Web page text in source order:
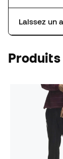
Laissez un